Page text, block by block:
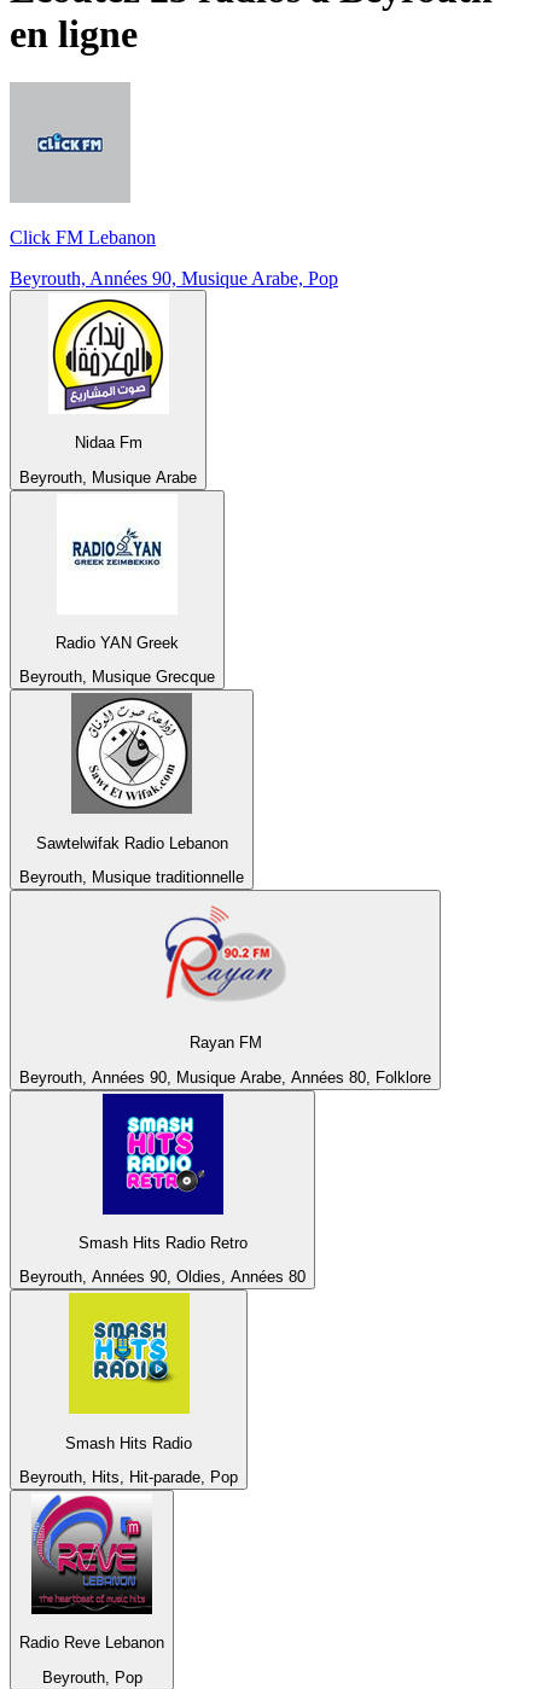
en ligne
Click FM Lebanon
Beyrouth, Années 90, Musique Arabe, Pop
Nidaa Fm
Beyrouth, Musique Arabe
Radio YAN Greek
Beyrouth, Musique Grecque
Sawtelwifak Radio Lebanon
Beyrouth, Musique traditionnelle
Rayan FM
Beyrouth, Années 90, Musique Arabe, Années 80, Folklore
Smash Hits Radio Retro
Beyrouth, Années 90, Oldies, Années 80
Smash Hits Radio
Beyrouth, Hits, Hit-parade, Pop
Radio Reve Lebanon
Beyrouth, Pop